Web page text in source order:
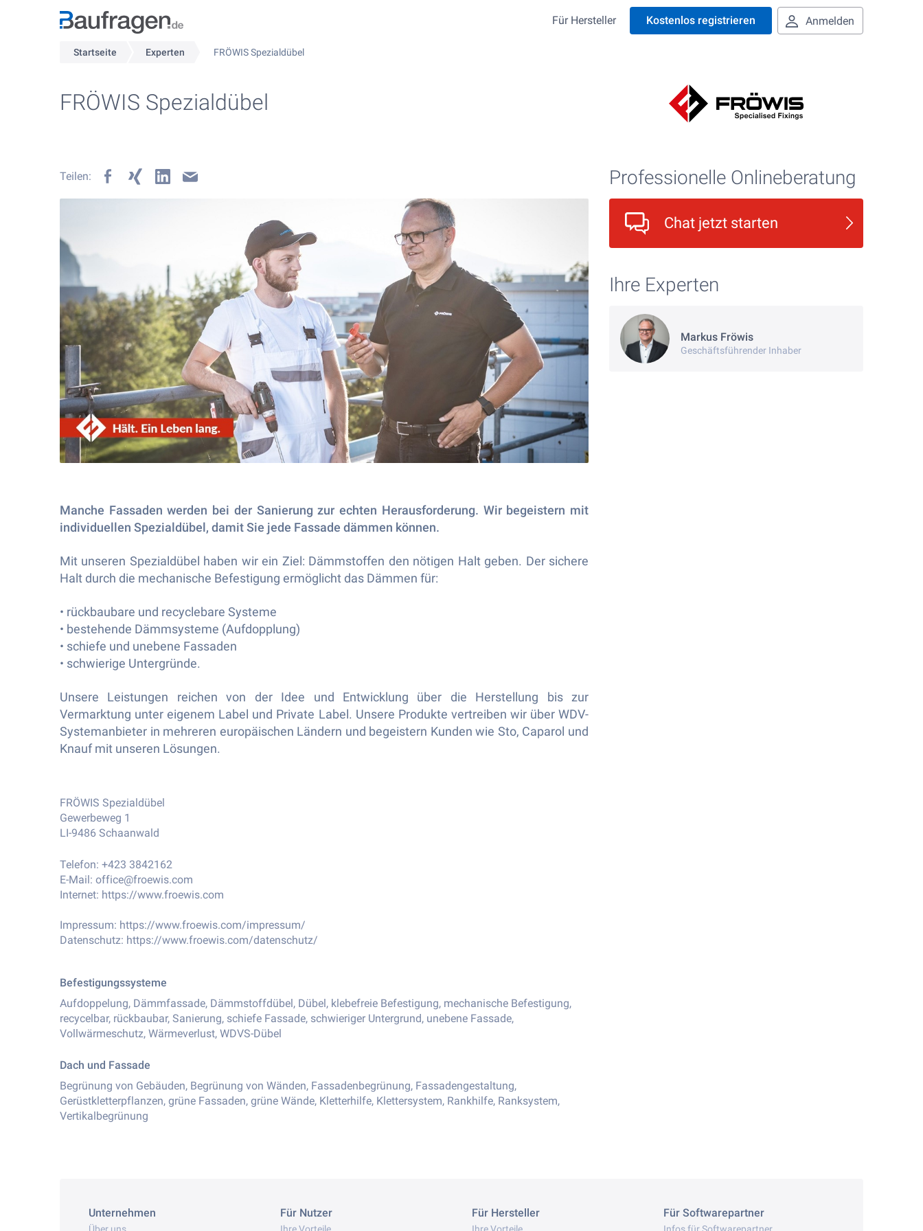
Für Hersteller Kostenlos registrieren Anmelden
Startseite Experten FRÖWIS Spezialdübel
FRÖWIS Spezialdübel
Professionelle Onlineberatung
Chat jetzt starten
Ihre Experten
Markus Fröwis
Geschäftsführender Inhaber
Teilen:
Manche Fassaden werden bei der Sanierung zur echten Herausforderung. Wir begeistern mit
individuellen Spezialdübel, damit Sie jede Fassade dämmen können.
Mit unseren Spezialdübel haben wir ein Ziel: Dämmstoffen den nötigen Halt geben. Der sichere
Halt durch die mechanische Befestigung ermöglicht das Dämmen für:
• rückbaubare und recyclebare Systeme
• bestehende Dämmsysteme (Aufdopplung)
• schiefe und unebene Fassaden
• schwierige Untergründe.
Unsere Leistungen reichen von der Idee und Entwicklung über die Herstellung bis zur
Vermarktung unter eigenem Label und Private Label. Unsere Produkte vertreiben wir über WDV‐
Systemanbieter in mehreren europäischen Ländern und begeistern Kunden wie Sto, Caparol und
Knauf mit unseren Lösungen.
FRÖWIS Spezialdübel
Gewerbeweg 1
LI-9486 Schaanwald
Telefon: +423 3842162
E-Mail:office@froewis.com
Internet: https://www.froewis.com
Impressum: https://www.froewis.com/impressum/
Datenschutz: https://www.froewis.com/datenschutz/
Befestigungssysteme
Aufdoppelung, Dämmfassade, Dämmstoffdübel, Dübel, klebefreie Befestigung, mechanische Befestigung,
recycelbar, rückbaubar, Sanierung, schiefe Fassade, schwieriger Untergrund, unebene Fassade,
Vollwärmeschutz, Wärmeverlust, WDVS-Dübel
Dach und Fassade
Begrünung von Gebäuden, Begrünung von Wänden, Fassadenbegrünung, Fassadengestaltung,
Gerüstkletterpflanzen, grüne Fassaden, grüne Wände, Kletterhilfe, Klettersystem, Rankhilfe, Ranksystem,
Vertikalbegrünung
Unternehmen
Über uns
Für Nutzer
Ihre Vorteile
Für Hersteller
Ihre Vorteile
Für Softwarepartner
Infos für Softwarepartner